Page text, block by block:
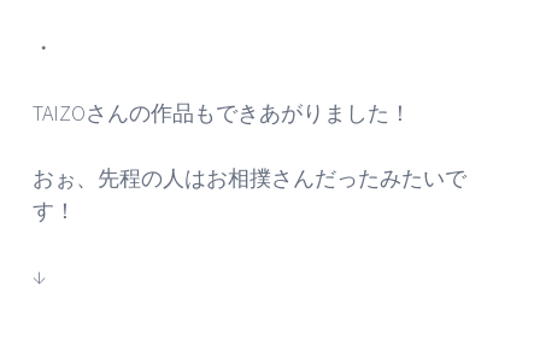
・
TAIZOさんの作品もできあがりました！
おぉ、先程の人はお相撲さんだったみたいで
す！
↓